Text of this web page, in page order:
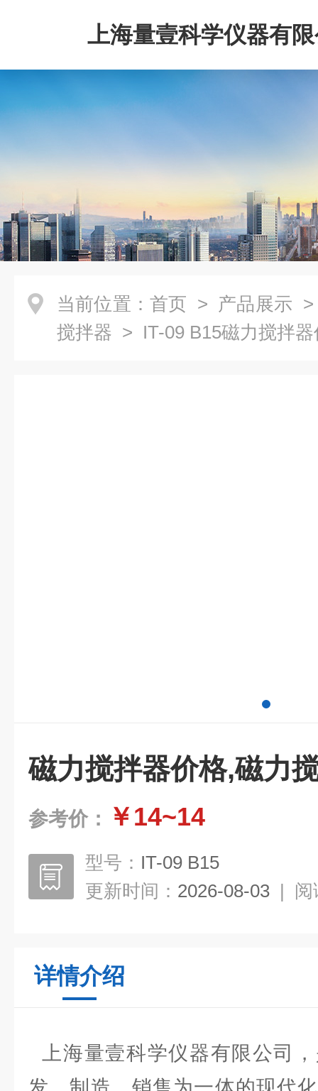
上海量壹科学仪器有
当前位置： 首页 > 产品展示
搅拌器
> IT-09 B15磁力
磁力搅拌器价格,磁力
参考价： ￥14~14
型号： IT-09 B15
更新时间： 2026-08-03 | 阅
详情介绍
上海量壹科学仪器有限公司